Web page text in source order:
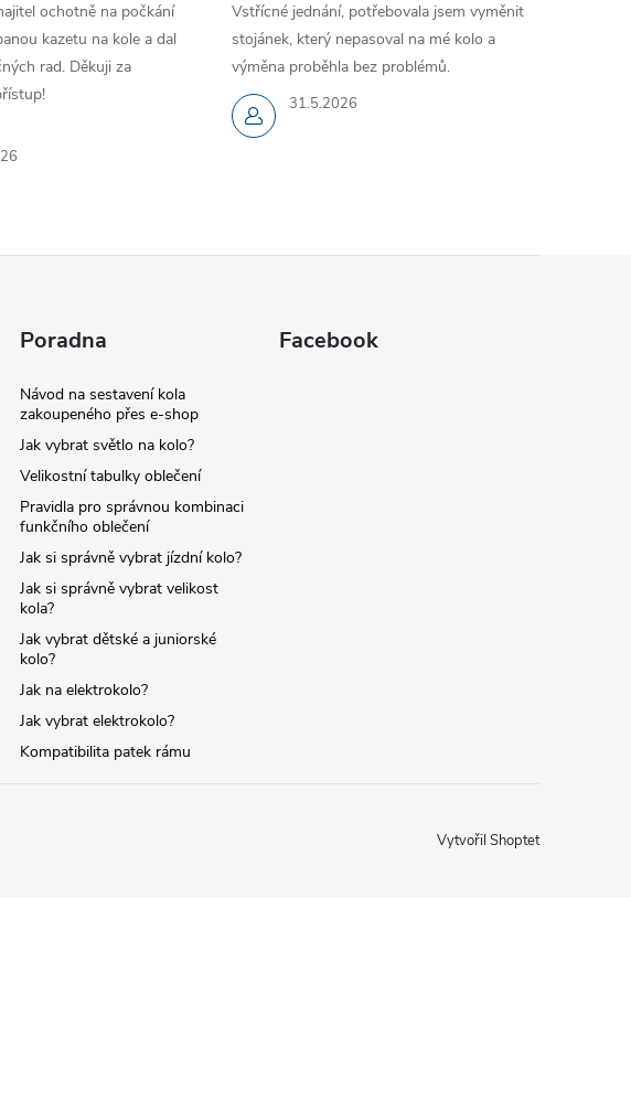
ochotně na počkání
kazetu na kole a dal
rad. Děkuji za
31.5.2026
Vstřícné jednání, potřebovala jsem vyměnit
stojánek, který nepasoval na mé kolo a
výměna proběhla bez problémů.
Poradna
Návod na sestavení kola
zakoupeného přes e-shop
Jak vybrat světlo na kolo?
Velikostní tabulky oblečení
Pravidla pro správnou kombinaci
funkčního oblečení
Jak si správně vybrat jízdní kolo?
Jak si správně vybrat velikost
kola?
Jak vybrat dětské a juniorské
kolo?
Jak na elektrokolo?
Jak vybrat elektrokolo?
Kompatibilita patek rámu
Facebook
Vytvořil Shoptet